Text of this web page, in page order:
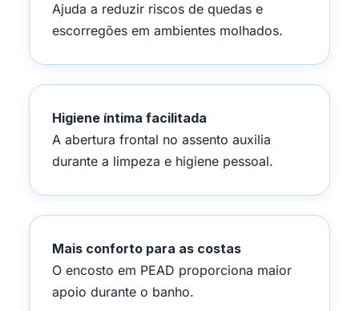
Ajuda a reduzir riscos de quedas e
escorregões em ambientes molhados.
Higiene íntima facilitada
A abertura frontal no assento auxilia
durante a limpeza e higiene pessoal.
Mais conforto para as costas
O encosto em PEAD proporciona maior
apoio durante o banho.